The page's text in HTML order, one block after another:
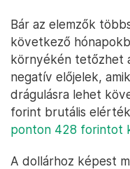
Bár az elemzők
következő
környékén tetőzhet
negatív előjelek,
drágulásra lehet
forint brutális
ponton 428 forintot
A dollárhoz képest